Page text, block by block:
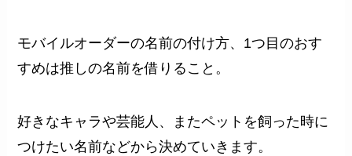
モバイルオーダーの名前の付け方、1つ目のおす
すめは推しの名前を借りること。
好きなキャラや芸能人、またペットを飼った時に
つけたい名前などから決めていきます。